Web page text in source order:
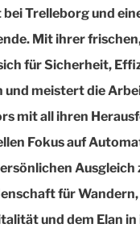
Trelleborg und
Mit ihrer
für Sicherheit,
und meistert die
mit all ihren
Fokus auf
Ausgleich
für Wandern,
und dem Elan